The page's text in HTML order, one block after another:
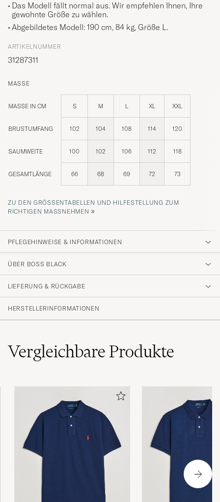
Das Modell fällt normal aus. Wir empfehlen Ihnen, Ihre
gewohnte Größe zu wählen.
Abgebildetes Modell: 190 cm, 84 kg, Größe L.
ARTIKELNUMMER
31287311
MASSE
MASSE IN CM S M L XL XXL
BRUSTUMFANG 102 104 108 114 120
SAUMWEITE 100 102 106 112 118
GESAMTLÄNGE 66 68 69 72 73
ZU DEN GRÖSSENTABELLEN UND HILFESTELLUNG ZUM R
ICHTIGEN MASSNEHMEN
»
PFLEGEHINWEISE & INFORMATIONEN
ÜBER BOSS BLACK
LIEFERUNG & RÜCKGABE
HERSTELLERINFORMATIONEN
VergleichbareProdukte